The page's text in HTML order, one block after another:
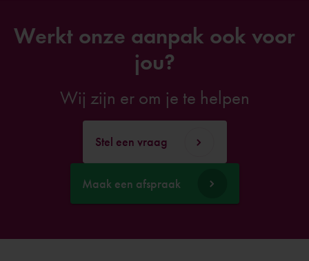
Werkt onze aanpak ook voor
jou?
Wij zijn er om je te helpen
Stel een vraag
Maak een afspraak